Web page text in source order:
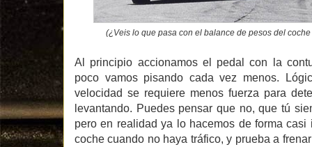
(¿Veis lo que pasa con el balance de pesos del
Al principio accionamos el pedal con la
poco vamos pisando cada vez menos.
velocidad se requiere menos fuerza para
levantando. Puedes pensar que no, que tú
pero en realidad ya lo hacemos de forma
coche cuando no haya tráfico, y prueba a